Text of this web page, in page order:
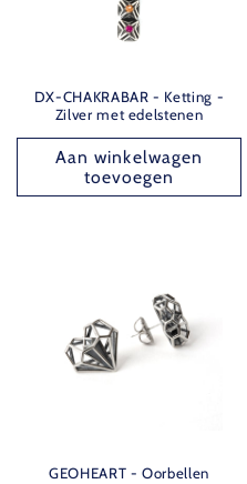
DX-CHAKRABAR - Ketting -
Zilver met edelstenen
Aan winkelwagen
toevoegen
GEOHEART - Oorbellen